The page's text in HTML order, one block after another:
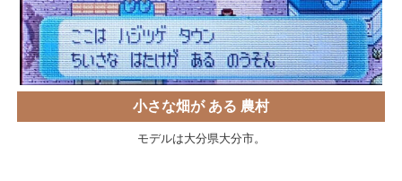
小さな畑が ある 農村
モデルは大分県大分市。